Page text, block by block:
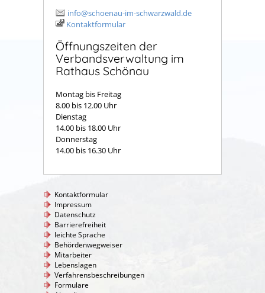
info@schoenau-im-schwarzwald.de
Kontaktformular
Öffnungszeiten der
Verbandsverwaltung im
Rathaus Schönau
Montag bis Freitag
8.00 bis 12.00 Uhr
Dienstag
14.00 bis 18.00 Uhr
Donnerstag
14.00 bis 16.30 Uhr
Kontaktformular
Impressum
Datenschutz
Barrierefreiheit
leichte Sprache
Behördenwegweiser
Mitarbeiter
Lebenslagen
Verfahrensbeschreibungen
Formulare